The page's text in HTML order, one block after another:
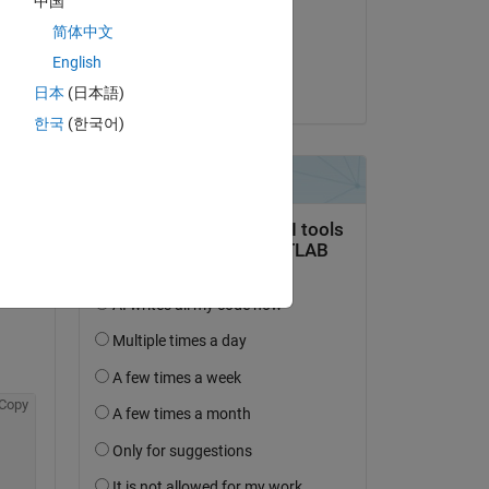
Copy
简体中文
English
日本 (日本語)
한국 (한국어)